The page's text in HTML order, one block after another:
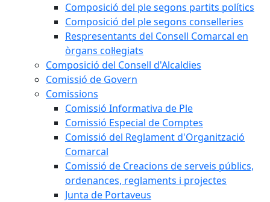
Composició del ple segons partits polítics
Composició del ple segons conselleries
Respresentants del Consell Comarcal en
òrgans col·legiats
Composició del Consell d'Alcaldies
Comissió de Govern
Comissions
Comissió Informativa de Ple
Comissió Especial de Comptes
Comissió del Reglament d'Organització
Comarcal
Comissió de Creacions de serveis públics,
ordenances, reglaments i projectes
Junta de Portaveus